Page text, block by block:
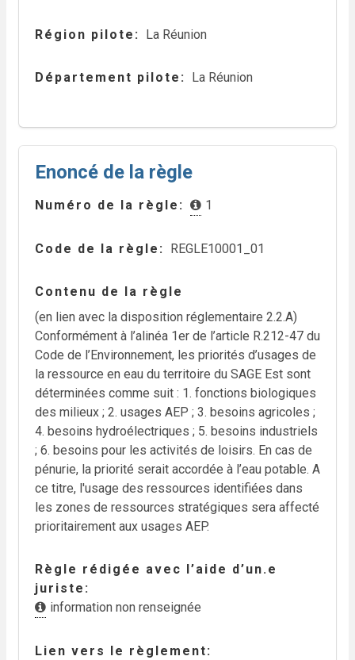
Région pilote La Réunion
Département pilote La Réunion
Enoncé de la règle
Numéro de la règle 1
Code de la règle REGLE10001_01
Contenu de la règle
(en lien avec la disposition réglementaire 2.2.A)
Conformément à l’alinéa 1er de l’article R.212-47 du
Code de l’Environnement, les priorités d’usages de
la ressource en eau du territoire du SAGE Est sont
déterminées comme suit : 1. fonctions biologiques
des milieux ; 2. usages AEP ; 3. besoins agricoles ;
4. besoins hydroélectriques ; 5. besoins industriels
; 6. besoins pour les activités de loisirs. En cas de
pénurie, la priorité serait accordée à l’eau potable. A
ce titre, l'usage des ressources identifiées dans
les zones de ressources stratégiques sera affecté
prioritairement aux usages AEP.
Règle rédigée avec l’aide d’un.e
juriste
information non renseignée
Lien vers le règlement